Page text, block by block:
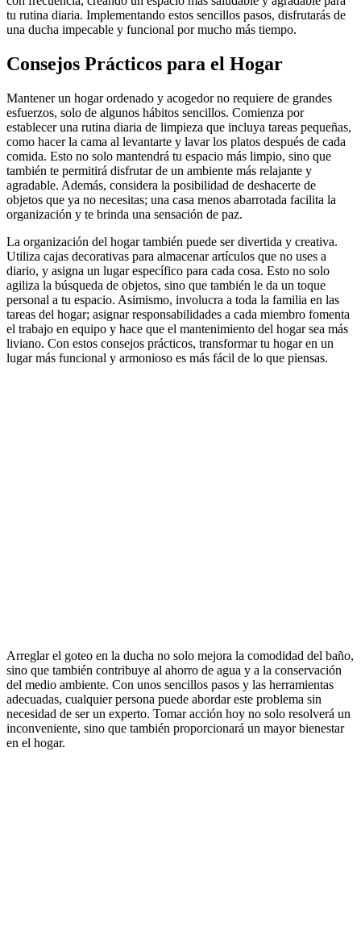
tu rutina diaria. Implementando estos sencillos pasos, disfrutarás de
una ducha impecable y funcional por mucho más tiempo.
Consejos Prácticos para el Hogar
Mantener un hogar ordenado y acogedor no requiere de grandes
esfuerzos, solo de algunos hábitos sencillos. Comienza por
establecer una rutina diaria de limpieza que incluya tareas pequeñas,
como hacer la cama al levantarte y lavar los platos después de cada
comida. Esto no solo mantendrá tu espacio más limpio, sino que
también te permitirá disfrutar de un ambiente más relajante y
agradable. Además, considera la posibilidad de deshacerte de
objetos que ya no necesitas; una casa menos abarrotada facilita la
organización y te brinda una sensación de paz.
La organización del hogar también puede ser divertida y creativa.
Utiliza cajas decorativas para almacenar artículos que no uses a
diario, y asigna un lugar específico para cada cosa. Esto no solo
agiliza la búsqueda de objetos, sino que también le da un toque
personal a tu espacio. Asimismo, involucra a toda la familia en las
tareas del hogar; asignar responsabilidades a cada miembro fomenta
el trabajo en equipo y hace que el mantenimiento del hogar sea más
liviano. Con estos consejos prácticos, transformar tu hogar en un
lugar más funcional y armonioso es más fácil de lo que piensas.
Arreglar el goteo en la ducha no solo mejora la comodidad del baño,
sino que también contribuye al ahorro de agua y a la conservación
del medio ambiente. Con unos sencillos pasos y las herramientas
adecuadas, cualquier persona puede abordar este problema sin
necesidad de ser un experto. Tomar acción hoy no solo resolverá un
inconveniente, sino que también proporcionará un mayor bienestar
en el hogar.